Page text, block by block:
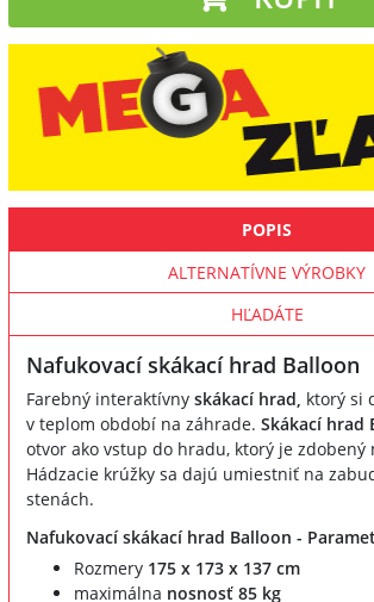
POPIS
ALTERNATÍVNE VÝROBKY
HĽADÁTE
Nafukovací skákací hrad Balloon
Farebný interaktívny skákací hrad, ktorý si
v teplom období na záhrade. Skákací hrad
otvor ako vstup do hradu, ktorý je zdobený
Hádzacie krúžky sa dajú umiestniť na
stenách.
Nafukovací skákací hrad Balloon -
Rozmery 175 x 173 x 137 cm
maximálna nosnosť 85 kg